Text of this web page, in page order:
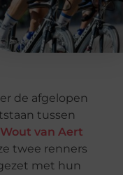
de afgelopen
tussen
Wout van Aert
twee renners
met hun